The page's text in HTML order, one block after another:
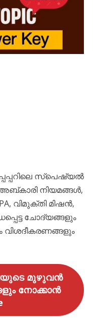
സ്പെഷ്യൽ
നിയമങ്ങൾ,
വിമുക്തി മിഷൻ,
ചോദ്യങ്ങളും
മുഴുവൻ
നോക്കാൻ